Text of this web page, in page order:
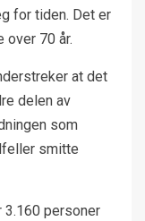
for tiden. Det er
70 år.
at det
delen av
som
smitte
3.160 personer